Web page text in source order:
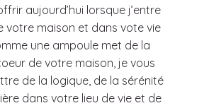
aujourd’hui lorsque j’entre
votre maison et dans vote vie
une ampoule met de la
de votre maison, je vous
de la logique, de la sérénité
dans votre lieu de vie et de